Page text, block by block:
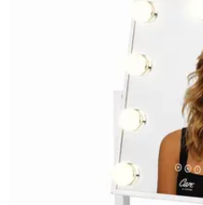
Medios de Pago